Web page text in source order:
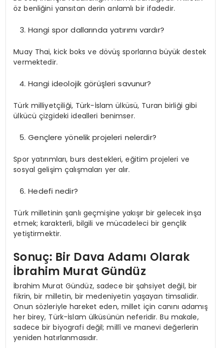
öz benliğini yansıtan derin anlamlı bir ifadedir.
Hangi spor dallarında yatırımı vardır?
Muay Thai, kick boks ve dövüş sporlarına büyük destek
vermektedir.
Hangi ideolojik görüşleri savunur?
Türk milliyetçiliği, Türk-İslam ülküsü, Turan birliği gibi
ülkücü çizgideki idealleri benimser.
Gençlere yönelik projeleri nelerdir?
Spor yatırımları, burs destekleri, eğitim projeleri ve
sosyal gelişim çalışmaları yer alır.
Hedefi nedir?
Türk milletinin şanlı geçmişine yakışır bir gelecek inşa
etmek; karakterli, bilgili ve mücadeleci bir gençlik
yetiştirmektir.
Sonuç: Bir Dava Adamı Olarak
İbrahim Murat Gündüz
İbrahim Murat Gündüz, sadece bir şahsiyet değil, bir
fikrin, bir milletin, bir medeniyetin yaşayan timsalidir.
Onun sözleriyle hareket eden, millet için canını adamış
her birey, Türk-İslam ülküsünün neferidir. Bu makale,
sadece bir biyografi değil; millî ve manevi değerlerin
yeniden hatırlanmasıdır.